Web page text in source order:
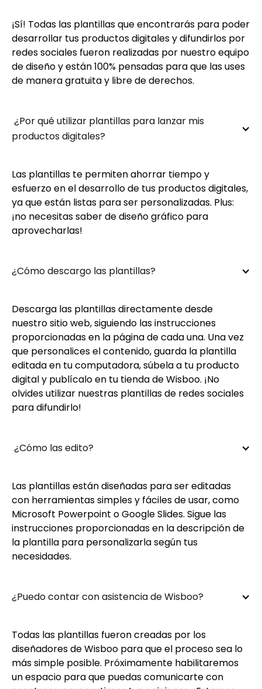
¡Sí! Todas las plantillas que encontrarás para poder
desarrollar tus productos digitales y difundirlos por
redes sociales fueron realizadas por nuestro equipo
de diseño y están 100% pensadas para que las uses
de manera gratuita y libre de derechos.
¿Por qué utilizar plantillas para lanzar mis
productos digitales?
Las plantillas te permiten ahorrar tiempo y
esfuerzo en el desarrollo de tus productos digitales,
ya que están listas para ser personalizadas. Plus:
¡no necesitas saber de diseño gráfico para
aprovecharlas!
¿Cómo descargo las plantillas?
Descarga las plantillas directamente desde
nuestro sitio web, siguiendo las instrucciones
proporcionadas en la página de cada una. Una vez
que personalices el contenido, guarda la plantilla
editada en tu computadora, súbela a tu producto
digital y publícalo en tu tienda de Wisboo. ¡No
olvides utilizar nuestras plantillas de redes sociales
para difundirlo!
¿Cómo las edito?
Las plantillas están diseñadas para ser editadas
con herramientas simples y fáciles de usar, como
Microsoft Powerpoint o Google Slides. Sigue las
instrucciones proporcionadas en la descripción de
la plantilla para personalizarla según tus
necesidades.
¿Puedo contar con asistencia de Wisboo?
Todas las plantillas fueron creadas por los
diseñadores de Wisboo para que el proceso sea lo
más simple posible. Próximamente habilitaremos
un espacio para que puedas comunicarte con